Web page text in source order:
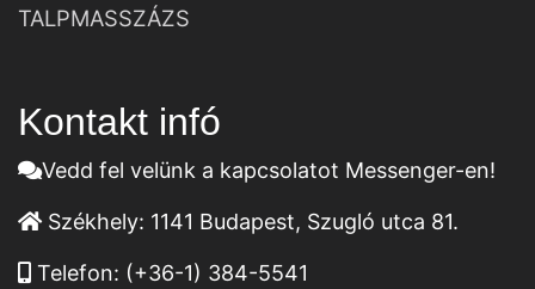
TALPMASSZÁZS
Kontakt infó
Vedd fel velünk a kapcsolatot Messenger-en!
Székhely: 1141 Budapest, Szugló utca 81.
Telefon: (+36-1) 384-5541